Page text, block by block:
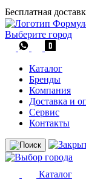
Бесплатная
Выберите город
Каталог
Бренды
Компания
Доставка и
Сервис
Контакты
Каталог